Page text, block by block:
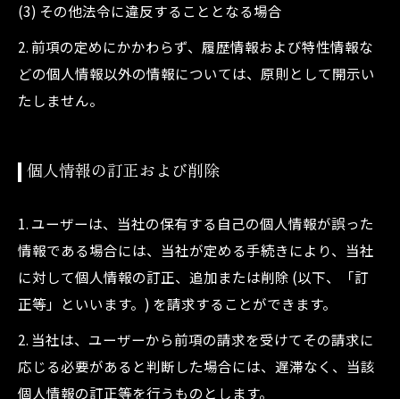
(3) その他法令に違反することとなる場合
2. 前項の定めにかかわらず、履歴情報および特性情報な
どの個人情報以外の情報については、原則として開示い
たしません。
個人情報の訂正および削除
1. ユーザーは、当社の保有する自己の個人情報が誤った
情報である場合には、当社が定める手続きにより、当社
に対して個人情報の訂正、追加または削除 (以下、「訂
正等」といいます。) を請求することができます。
2. 当社は、ユーザーから前項の請求を受けてその請求に
応じる必要があると判断した場合には、遅滞なく、当該
個人情報の訂正等を行うものとします。